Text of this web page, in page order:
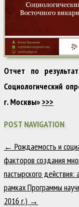
Отчет по
Социологический
г. Москвы»>>>
POST NAVIGATION
← Рождаемость и
факторов создания
пастырского
рамках Программы
2016 г.) →